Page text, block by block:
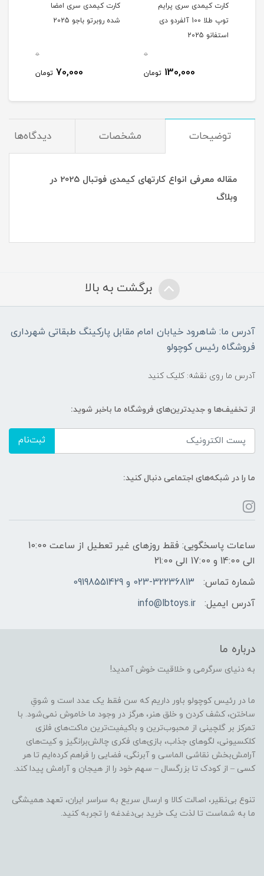
کارت کیمدی سری پرایم
توپ طلا 100 آلفردو دی
استفانو 2025
0
130,000 تومان
کارت کیمدی سری امضا
شده روبرتو باجو 2025
0
70,000 تومان
توضیحات مشخصات دیدگاه‌ها
مقاله معرفی انواع کارتهای کیمدی فوتبال 2025 در
وبلاگ
برگشت به بالا
آدرس ما: شاهرود خیابان امام مقابل پارکینگ طبقاتی شهرداری
فروشگاه رئیس کوچولو
آدرس ما روی نقشه: کلیک کنید
از تخفیف‌ها و جدیدترین‌های فروشگاه ما باخبر شوید:
ثبت‌نام
ما را در شبکه‌های اجتماعی دنبال کنید:
ساعات پاسخگویی: فقط روزهای غیر تعطیل از ساعت 10:00
الی 14:00 و 17:00 الی 21:00
شماره تماس:
023-32236813 و 09198551429
آدرس ایمیل:
info@lbtoys.ir
درباره ما
به دنیای سرگرمی و خلاقیت خوش آمدید!
ما در رئیس کوچولو باور داریم که سن فقط یک عدد است و شوقِ
ساختن، کشف کردن و خلق هنر، هرگز در وجود ما خاموش نمی‌شود. با
تمرکز بر گلچینی از محبوب‌ترین و باکیفیت‌ترین ماکت‌های فلزی
کلکسیونی، لگوهای جذاب، بازی‌های فکری چالش‌برانگیز و کیت‌های
آرامش‌بخش نقاشی الماسی و آبرنگی، فضایی را فراهم کرده‌ایم تا هر
کسی – از کودک تا بزرگسال – سهم خود را از هیجان و آرامش پیدا کند.
تنوع بی‌نظیر، اصالت کالا و ارسال سریع به سراسر ایران، تعهد همیشگی
ما به شماست تا لذت یک خرید بی‌دغدغه را تجربه کنید.